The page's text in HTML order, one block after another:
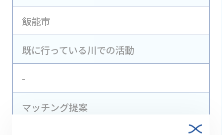
飯能市
既に行っている川での活動
-
マッチング提案